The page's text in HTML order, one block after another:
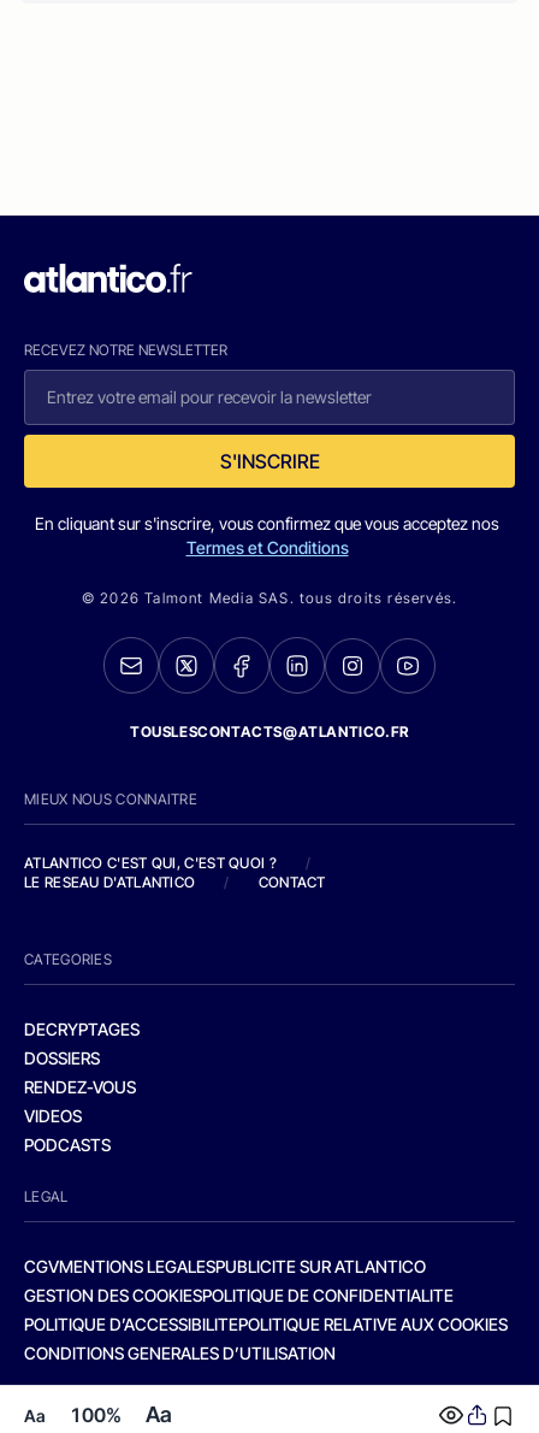
Aa 100% Aa
RECEVEZ NOTRE NEWSLETTER
S'INSCRIRE
En cliquant sur s'inscrire, vous confirmez que vous acceptez nos
Termes et Conditions
© 2026 Talmont Media SAS. tous droits réservés.
TOUSLESCONTACTS@ATLANTICO.FR
MIEUX NOUS CONNAITRE
ATLANTICO C'EST QUI, C'EST QUOI ?
/
LE RESEAU D'ATLANTICO
/ CONTACT
CATEGORIES
DECRYPTAGES
DOSSIERS
RENDEZ-VOUS
VIDEOS
PODCASTS
LEGAL
CGVMENTIONS LEGALESPUBLICITE SUR ATLANTICO
GESTION DES COOKIESPOLITIQUE DE CONFIDENTIALITE
POLITIQUE D’ACCESSIBILITEPOLITIQUE RELATIVE AUX COOKIES
CONDITIONS GENERALES D’UTILISATION